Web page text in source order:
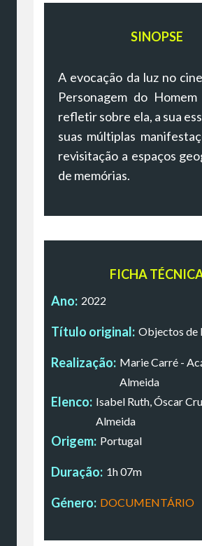
SINOPSE
A evocação da luz no
Personagem do
refletir sobre ela, a sua
suas múltiplas
revisitação a espaços
de memórias.​
FICHA
Ano: 2022
Título original: Objectos de
Realização: Marie Carré -
Almeida
Elenco: Isabel Ruth, Óscar
Almeida
Origem: Portugal
Duração: 1h 07m
Género: DOCUMENTÁRIO